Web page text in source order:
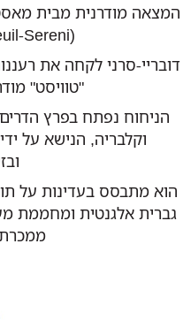
המצאה מודרנית מבית
(Karine Dubreuil-Sereni).
דובריי-סרני לקחה את
"טוויסט"
הניחוח נפתח בפרץ
וקלבריה, הנישא על
הוא מתבסס בעדינות על
גברית אלגנטית ומחממת